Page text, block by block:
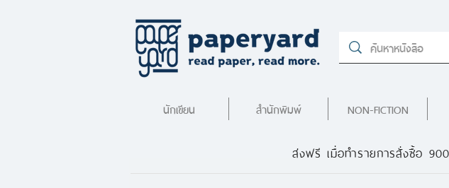
นักเขียน สำนักพิมพ์ NON-FICTION
ส่งฟรี เมื่อทำรายการสั่งซื้อ